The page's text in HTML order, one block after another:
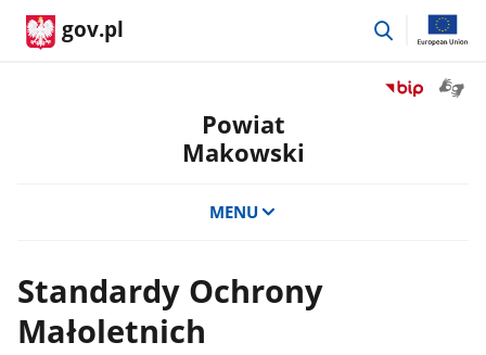
gov.pl
przejdź
Przejdź
Powiat
Makowski
MENU
Standardy Ochrony
Małoletnich